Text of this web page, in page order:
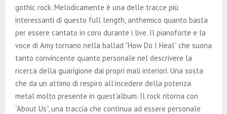
gothic rock. Melodicamente è una delle tracce più
interessanti di questo full length, anthemico quanto basta
per essere cantato in coro durante i live. Il pianoforte e la
voce di Amy tornano nella ballad “How Do I Heal” che suona
tanto convincente quanto personale nel descrivere la
ricerca della guarigione dai propri mali interiori. Una sosta
che da un attimo di respiro all’incedere della potenza
metal molto presente in quest’album. Il rock ritorna con
“About Us”, una traccia che continua ad essere personale